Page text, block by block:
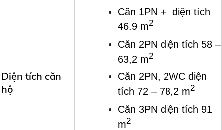
Diện tích căn
hộ
Căn 1PN + diện tích
46.9 m2
Căn 2PN diện tích 58 –
63,2 m2
Căn 2PN, 2WC diện
tích 72 – 78,2 m2
Căn 3PN diện tích 91
m2